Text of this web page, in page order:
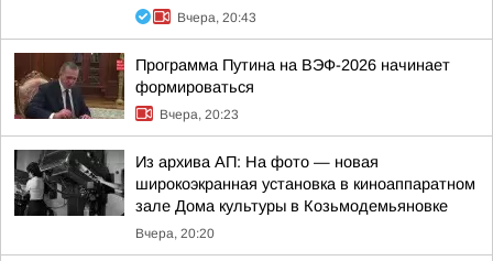
Вчера, 20:43
Программа Путина на ВЭФ-2026 начинает
формироваться
Вчера, 20:23
Из архива АП: На фото — новая
широкоэкранная установка в киноаппаратном
зале Дома культуры в Козьмодемьяновке
Вчера, 20:20